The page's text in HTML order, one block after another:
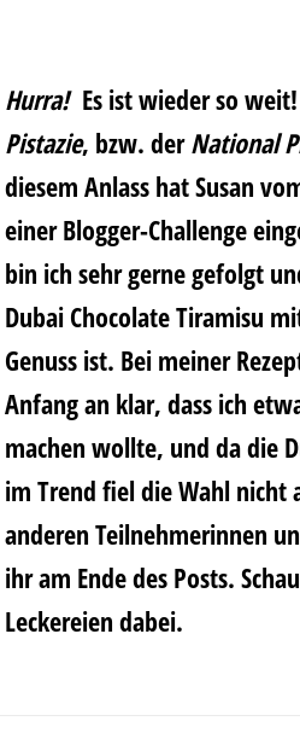
Hurra!Es ist wieder so
Pistazie, bzw. derNational
diesem Anlass hatSusan
einer Blogger-Challenge
bin ich sehr gerne gefolgt
Dubai Chocolate Tiramisu
Genuss ist. Bei meiner
Anfang an klar, dass ich
machen wollte, und da die
im Trend fiel die Wahl nicht
anderen Teilnehmerinnen
ihr am Ende des Posts.
Leckereien dabei.